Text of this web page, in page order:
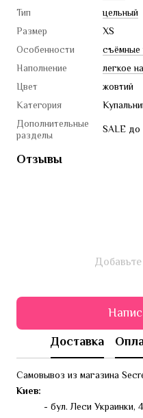
Тип
цельный
Размер
XS
Особенности
съёмные
Наполнение
легкое
Цвет
жовтий
Категория
Дополнительные
разделы
SALE до
Отзывы
Доставка
Самовывоз из магазина
Киев:
- бул. Леси Украинки, 4